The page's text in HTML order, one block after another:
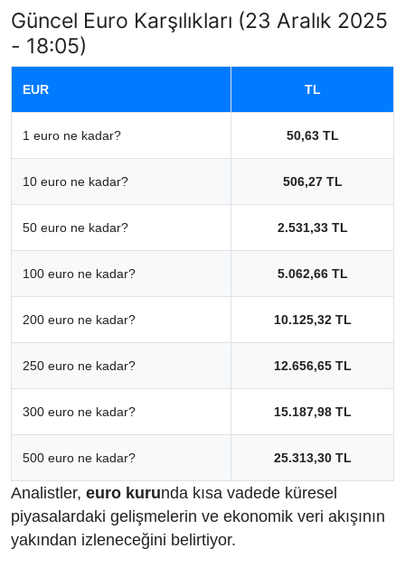
Güncel Euro Karşılıkları (23 Aralık 2025
- 18:05)
EUR TL
1 euro ne kadar? 50,63 TL
10 euro ne kadar? 506,27 TL
50 euro ne kadar? 2.531,33 TL
100 euro ne kadar? 5.062,66 TL
200 euro ne kadar? 10.125,32 TL
250 euro ne kadar? 12.656,65 TL
300 euro ne kadar? 15.187,98 TL
500 euro ne kadar? 25.313,30 TL
Analistler, euro kurunda kısa vadede küresel
piyasalardaki gelişmelerin ve ekonomik veri akışının
yakından izleneceğini belirtiyor.